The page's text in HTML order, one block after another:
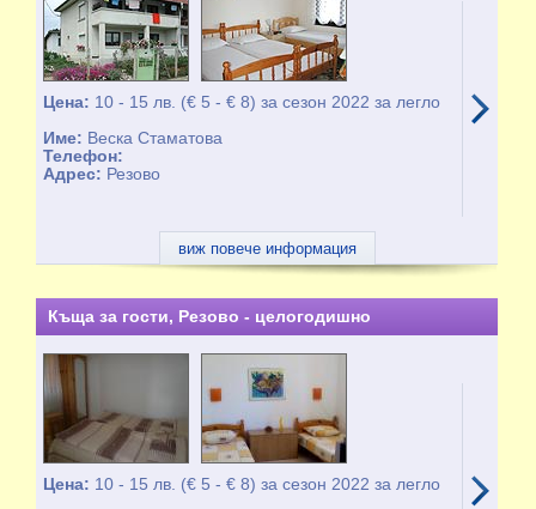
Цена: 10 - 15 лв. (€ 5 - € 8) за сезон 2022 за легло
Име: Веска Стаматова
Телефон:
Адрес: Резово
виж повече информация
Къща за гости, Резово - целогодишно
Цена: 10 - 15 лв. (€ 5 - € 8) за сезон 2022 за легло